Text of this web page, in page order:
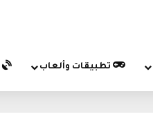
تطبيقات وألعاب